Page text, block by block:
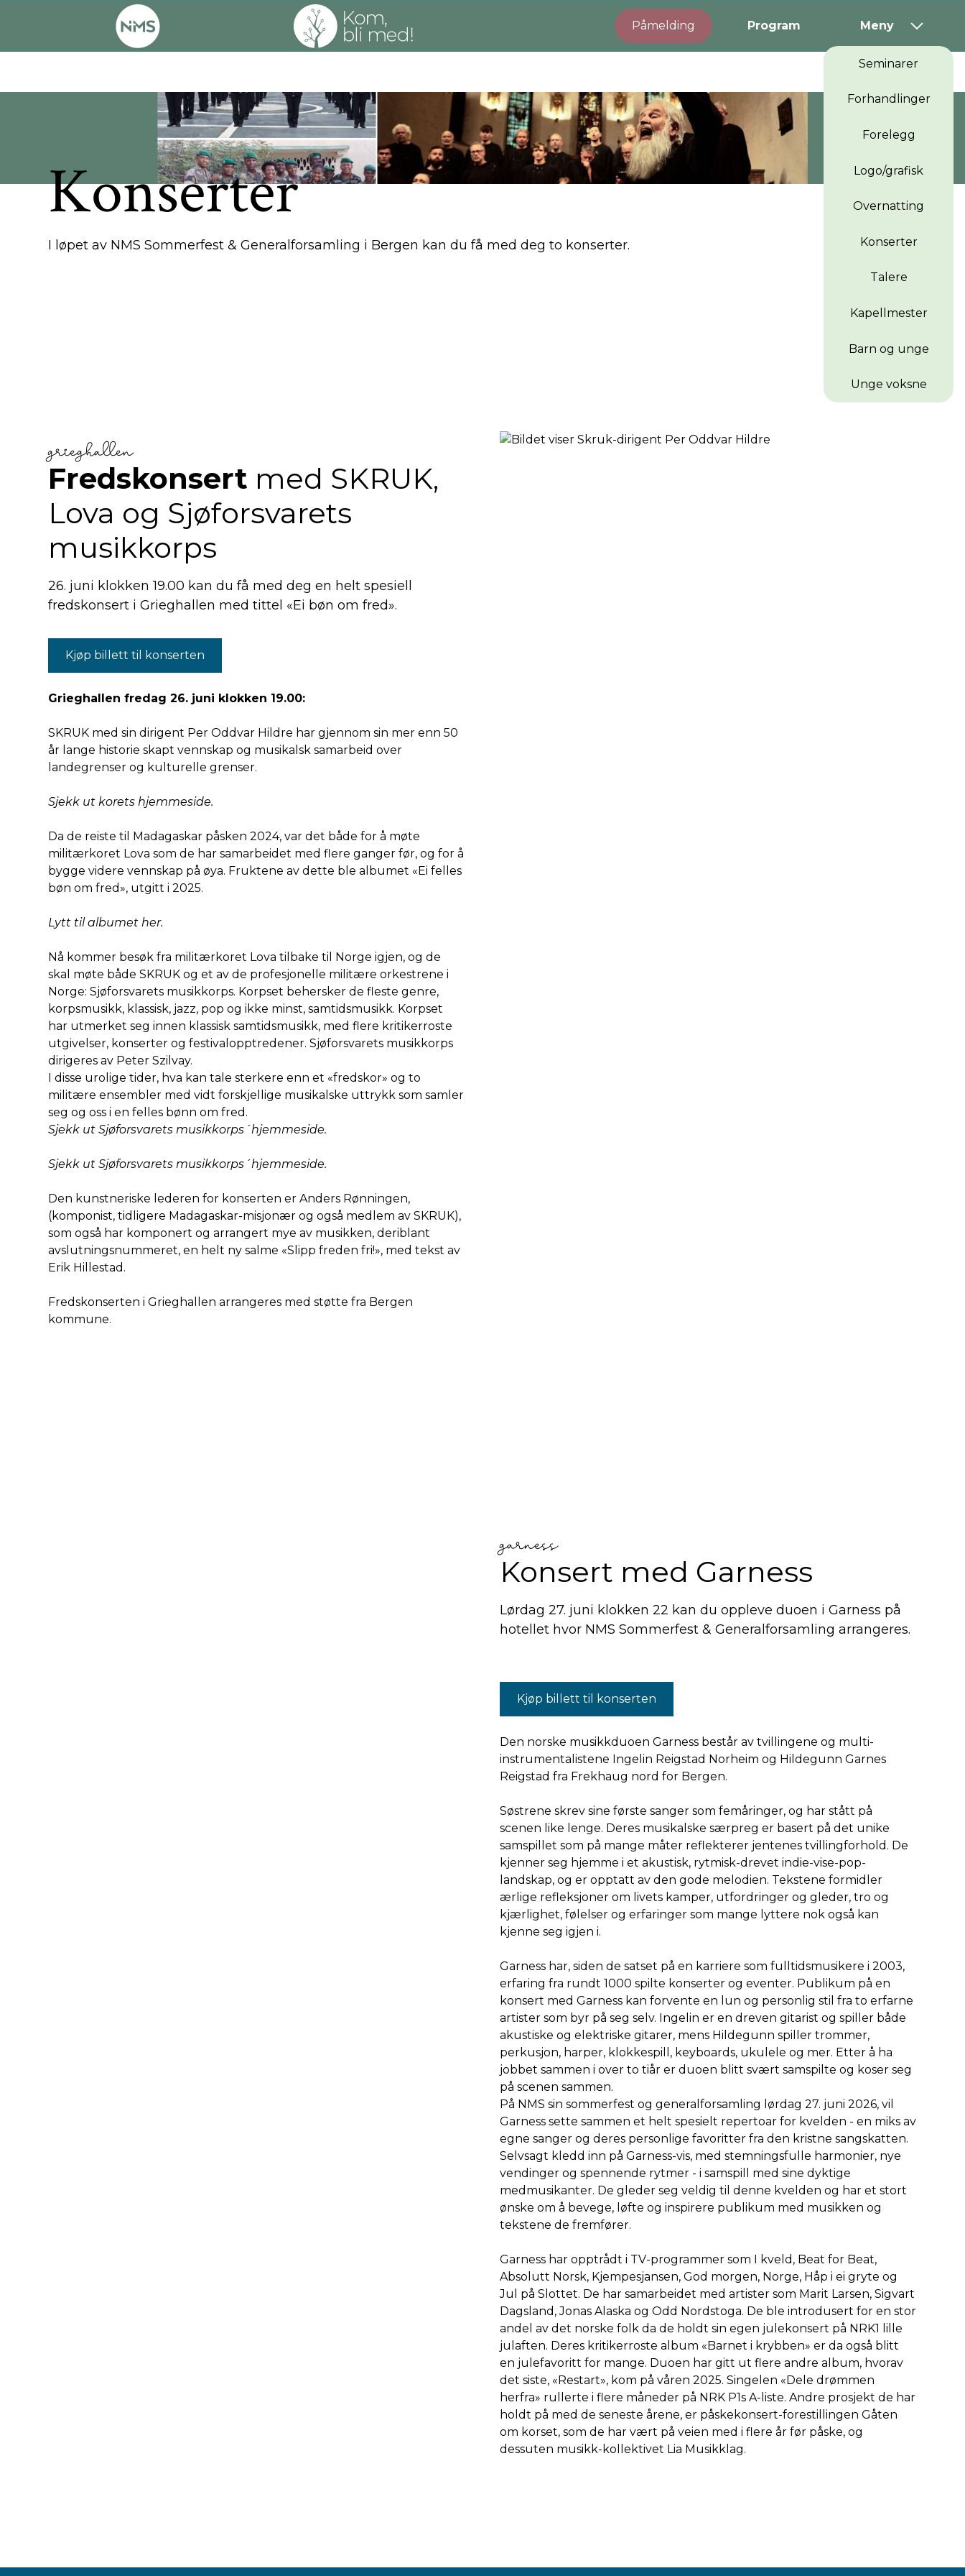
Påmelding Program Meny
Seminarer
Forhandlinger
Forelegg
Logo/grafisk
Overnatting
Konserter
Talere
Kapellmester
Barn og unge
Unge voksne
Konserter
I løpet av NMS Sommerfest & Generalforsamling i Bergen kan du få med deg to konserter.
grieghallen
Fredskonsert med SKRUK,
Lova og Sjøforsvarets
musikkorps
26. juni klokken 19.00 kan du få med deg en helt spesiell
fredskonsert i Grieghallen med tittel «Ei bøn om fred».
Kjøp billett til konserten
Grieghallen fredag 26. juni klokken 19.00:
SKRUK med sin dirigent Per Oddvar Hildre har gjennom sin mer enn 50
år lange historie skapt vennskap og musikalsk samarbeid over
landegrenser og kulturelle grenser.
Sjekk ut korets hjemmeside.
Da de reiste til Madagaskar påsken 2024, var det både for å møte
militærkoret Lova som de har samarbeidet med flere ganger før, og for å
bygge videre vennskap på øya. Fruktene av dette ble albumet «Ei felles
bøn om fred», utgitt i 2025.
Lytt til albumet her.
Nå kommer besøk fra militærkoret Lova tilbake til Norge igjen, og de
skal møte både SKRUK og et av de profesjonelle militære orkestrene i
Norge: Sjøforsvarets musikkorps. Korpset behersker de fleste genre,
korpsmusikk, klassisk, jazz, pop og ikke minst, samtidsmusikk. Korpset
har utmerket seg innen klassisk samtidsmusikk, med flere kritikerroste
utgivelser, konserter og festivalopptredener. Sjøforsvarets musikkorps
dirigeres av Peter Szilvay.
I disse urolige tider, hva kan tale sterkere enn et «fredskor» og to
militære ensembler med vidt forskjellige musikalske uttrykk som samler
seg og oss i en felles bønn om fred.
Sjekk ut Sjøforsvarets musikkorps´hjemmeside.
Sjekk ut Sjøforsvarets musikkorps´hjemmeside.
Den kunstneriske lederen for konserten er Anders Rønningen,
(komponist, tidligere Madagaskar-misjonær og også medlem av SKRUK),
som også har komponert og arrangert mye av musikken, deriblant
avslutningsnummeret, en helt ny salme «Slipp freden fri!», med tekst av
Erik Hillestad.
Fredskonserten i Grieghallen arrangeres med støtte fra Bergen
kommune.
garness
Konsert med Garness
Lørdag 27. juni klokken 22 kan du oppleve duoen i Garness på
hotellet hvor NMS Sommerfest & Generalforsamling arrangeres.
Kjøp billett til konserten
Den norske musikkduoen Garness består av tvillingene og multi-
instrumentalistene Ingelin Reigstad Norheim og Hildegunn Garnes
Reigstad fra Frekhaug nord for Bergen.
Søstrene skrev sine første sanger som femåringer, og har stått på
scenen like lenge. Deres musikalske særpreg er basert på det unike
samspillet som på mange måter reflekterer jentenes tvillingforhold. De
kjenner seg hjemme i et akustisk, rytmisk-drevet indie-vise-pop-
landskap, og er opptatt av den gode melodien. Tekstene formidler
ærlige refleksjoner om livets kamper, utfordringer og gleder, tro og
kjærlighet, følelser og erfaringer som mange lyttere nok også kan
kjenne seg igjen i.
Garness har, siden de satset på en karriere som fulltidsmusikere i 2003,
erfaring fra rundt 1000 spilte konserter og eventer. Publikum på en
konsert med Garness kan forvente en lun og personlig stil fra to erfarne
artister som byr på seg selv. Ingelin er en dreven gitarist og spiller både
akustiske og elektriske gitarer, mens Hildegunn spiller trommer,
perkusjon, harper, klokkespill, keyboards, ukulele og mer. Etter å ha
jobbet sammen i over to tiår er duoen blitt svært samspilte og koser seg
på scenen sammen.
På NMS sin sommerfest og generalforsamling lørdag 27. juni 2026, vil
Garness sette sammen et helt spesielt repertoar for kvelden - en miks av
egne sanger og deres personlige favoritter fra den kristne sangskatten.
Selvsagt kledd inn på Garness-vis, med stemningsfulle harmonier, nye
vendinger og spennende rytmer - i samspill med sine dyktige
medmusikanter. De gleder seg veldig til denne kvelden og har et stort
ønske om å bevege, løfte og inspirere publikum med musikken og
tekstene de fremfører.
Garness har opptrådt i TV-programmer som I kveld, Beat for Beat,
Absolutt Norsk, Kjempesjansen, God morgen, Norge, Håp i ei gryte og
Jul på Slottet. De har samarbeidet med artister som Marit Larsen, Sigvart
Dagsland, Jonas Alaska og Odd Nordstoga. De ble introdusert for en stor
andel av det norske folk da de holdt sin egen julekonsert på NRK1 lille
julaften. Deres kritikerroste album «Barnet i krybben» er da også blitt
en julefavoritt for mange. Duoen har gitt ut flere andre album, hvorav
det siste, «Restart», kom på våren 2025. Singelen «Dele drømmen
herfra» rullerte i flere måneder på NRK P1s A-liste. Andre prosjekt de har
holdt på med de seneste årene, er påskekonsert-forestillingen Gåten
om korset, som de har vært på veien med i flere år før påske, og
dessuten musikk-kollektivet Lia Musikklag.
Påmelding